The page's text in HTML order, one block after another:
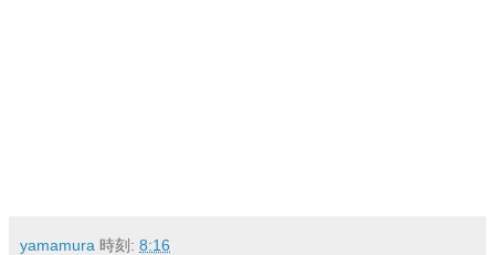
yamamura 時刻: 8:16